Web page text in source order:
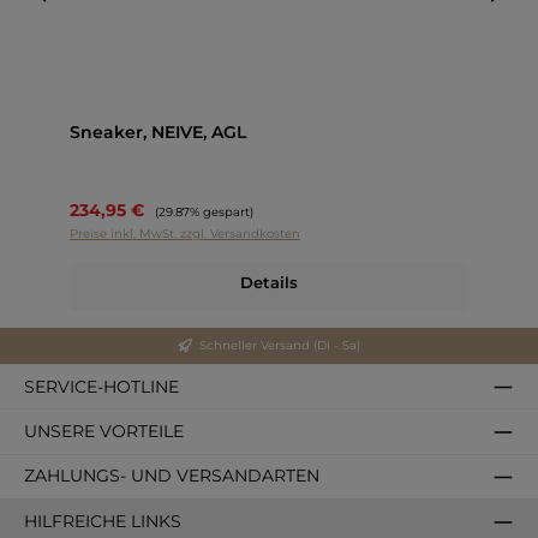
Sneaker, NEIVE, AGL
234,95 € Regulärer Preis:
(29.87% gespart)
Preise inkl. MwSt. zzgl. Versandkosten
Details
Schneller Versand (Di - Sa)
SERVICE-HOTLINE
UNSERE VORTEILE
ZAHLUNGS- UND VERSANDARTEN
HILFREICHE LINKS